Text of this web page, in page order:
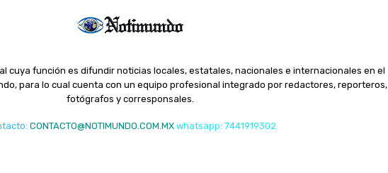
cuya función es difundir noticias locales, estatales, nacionales e internacionales en el
para lo cual cuenta con un equipo profesional integrado por redactores, reporteros,
fotógrafos y corresponsales.
: CONTACTO@NOTIMUNDO.COM.MX whatsapp: 7441919302